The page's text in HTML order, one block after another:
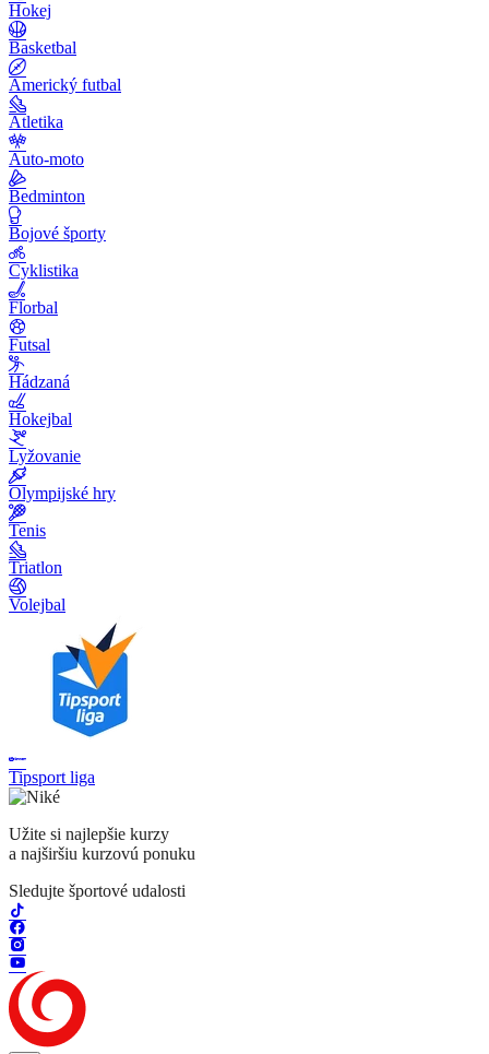
Hokej
Basketbal
Americký futbal
Atletika
Auto-moto
Bedminton
Bojové športy
Cyklistika
Florbal
Futsal
Hádzaná
Hokejbal
Lyžovanie
Olympijské hry
Tenis
Triatlon
Volejbal
Tipsport liga
Užite si najlepšie kurzy
a najširšiu kurzovú ponuku
Sledujte športové udalosti